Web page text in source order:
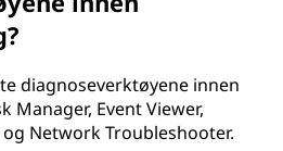
diagnoseverktøyene innen
Manager, Event Viewer,
Network Troubleshooter.